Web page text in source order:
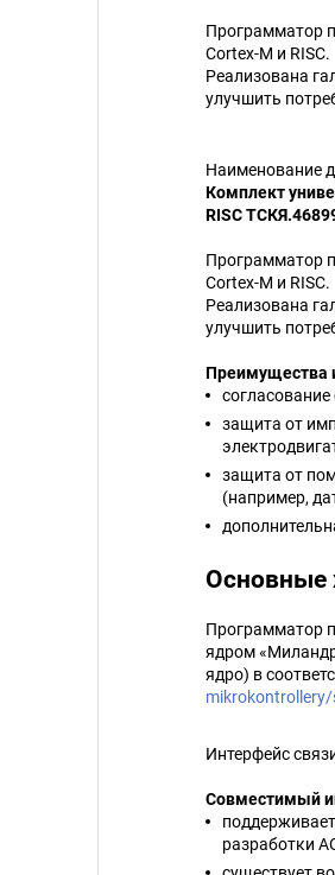
Программатор
Cortex-M и RISC.
Реализована
улучшить
Наименование
Комплект
RISC
Программатор
Cortex-M и RISC.
Реализована
улучшить
Преимущества
защита от
защита от
(например,
Основные
Программатор
ядром
ядро) в
Интерфейс
Совместимый
разработки